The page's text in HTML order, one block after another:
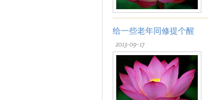
给一些老年同修提个醒
2013-09-17